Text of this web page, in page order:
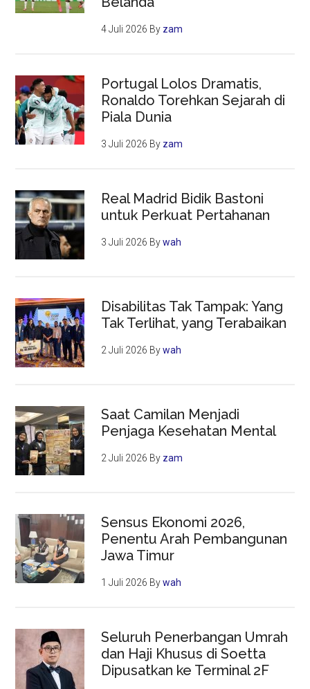
4 Juli 2026 By zam
Portugal Lolos Dramatis,
Ronaldo Torehkan Sejarah di
Piala Dunia
3 Juli 2026 By zam
Real Madrid Bidik Bastoni
untuk Perkuat Pertahanan
3 Juli 2026 Bywah
Disabilitas Tak Tampak: Yang
Tak Terlihat, yang Terabaikan
2 Juli 2026 Bywah
Saat Camilan Menjadi
Penjaga Kesehatan Mental
2 Juli 2026 By zam
Sensus Ekonomi 2026,
Penentu Arah Pembangunan
Jawa Timur
1 Juli 2026 Bywah
Seluruh Penerbangan Umrah
dan Haji Khusus di Soetta
Dipusatkan ke Terminal 2F